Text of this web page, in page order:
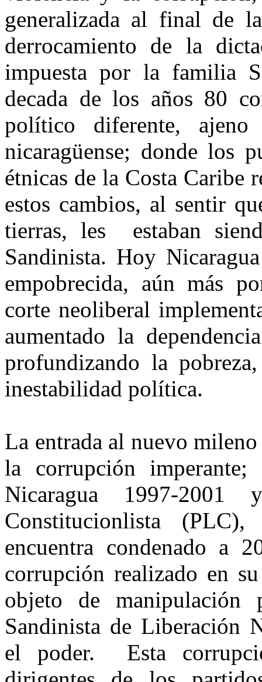
generalizada al final de
derrocamiento de la
impuesta por la familia
decada de los años 80
político diferente,
nicaragüense; donde los
étnicas de la Costa Caribe
estos cambios, al sentir
tierras, les
estaban
Sandinista. Hoy
empobrecida, aún más
corte neoliberal
aumentado la
profundizando la
inestabilidad política.
La entrada al nuevo
la corrupción imperante;
Nicaragua 1997-
Constitucionlista
encuentra condenado a
corrupción realizado en
objeto de
Sandinista de Liberación
el poder.
Esta